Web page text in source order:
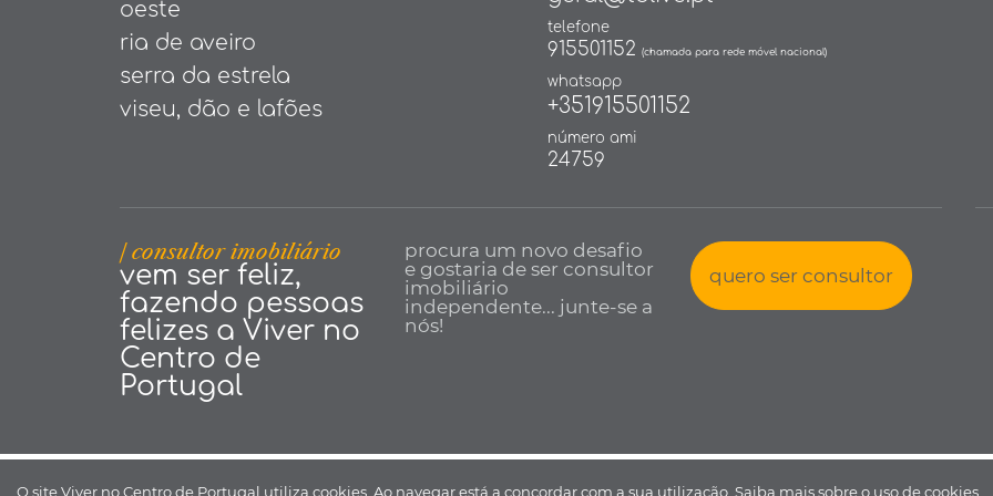
oeste
ria de aveiro
serra da estrela
viseu, dão e lafões
telefone
915501152 (chamada para rede móvel nacional)
whatsapp
+351915501152
número ami
24759
| consultor imobiliário
vem ser feliz,
fazendo pessoas
felizes a Viver no
Centro de
Portugal
procura um novo desafio
e gostaria de ser consultor
imobiliário
independente... junte-se a
nós!
quero ser consultor
Viver no Centro de Portugal © todos os direitos reservados •Política de Privacidade• Livro de
O site Viver no Centro de Portugal utiliza cookies. Ao navegar está a concordar com a sua utilização. Saiba mais sobre o uso de cookies.